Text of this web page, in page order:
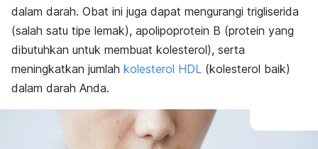
dalam darah. Obat ini juga dapat mengurangi trigliserida
(salah satu tipe lemak), apolipoprotein B (protein yang
dibutuhkan untuk membuat kolesterol), serta
meningkatkan jumlah kolesterol HDL (kolesterol baik)
dalam darah Anda.